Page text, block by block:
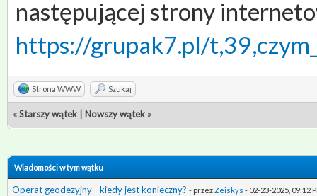
następującej strony
https://grupak7.pl/
Strona WWW Szukaj
«Starszy wątek Nowszy wątek »
Wiadomości w tym wątku
Operat geodezyjny - kiedy jest konieczny? - przezZeiskys - 02-23-2025, 09:12